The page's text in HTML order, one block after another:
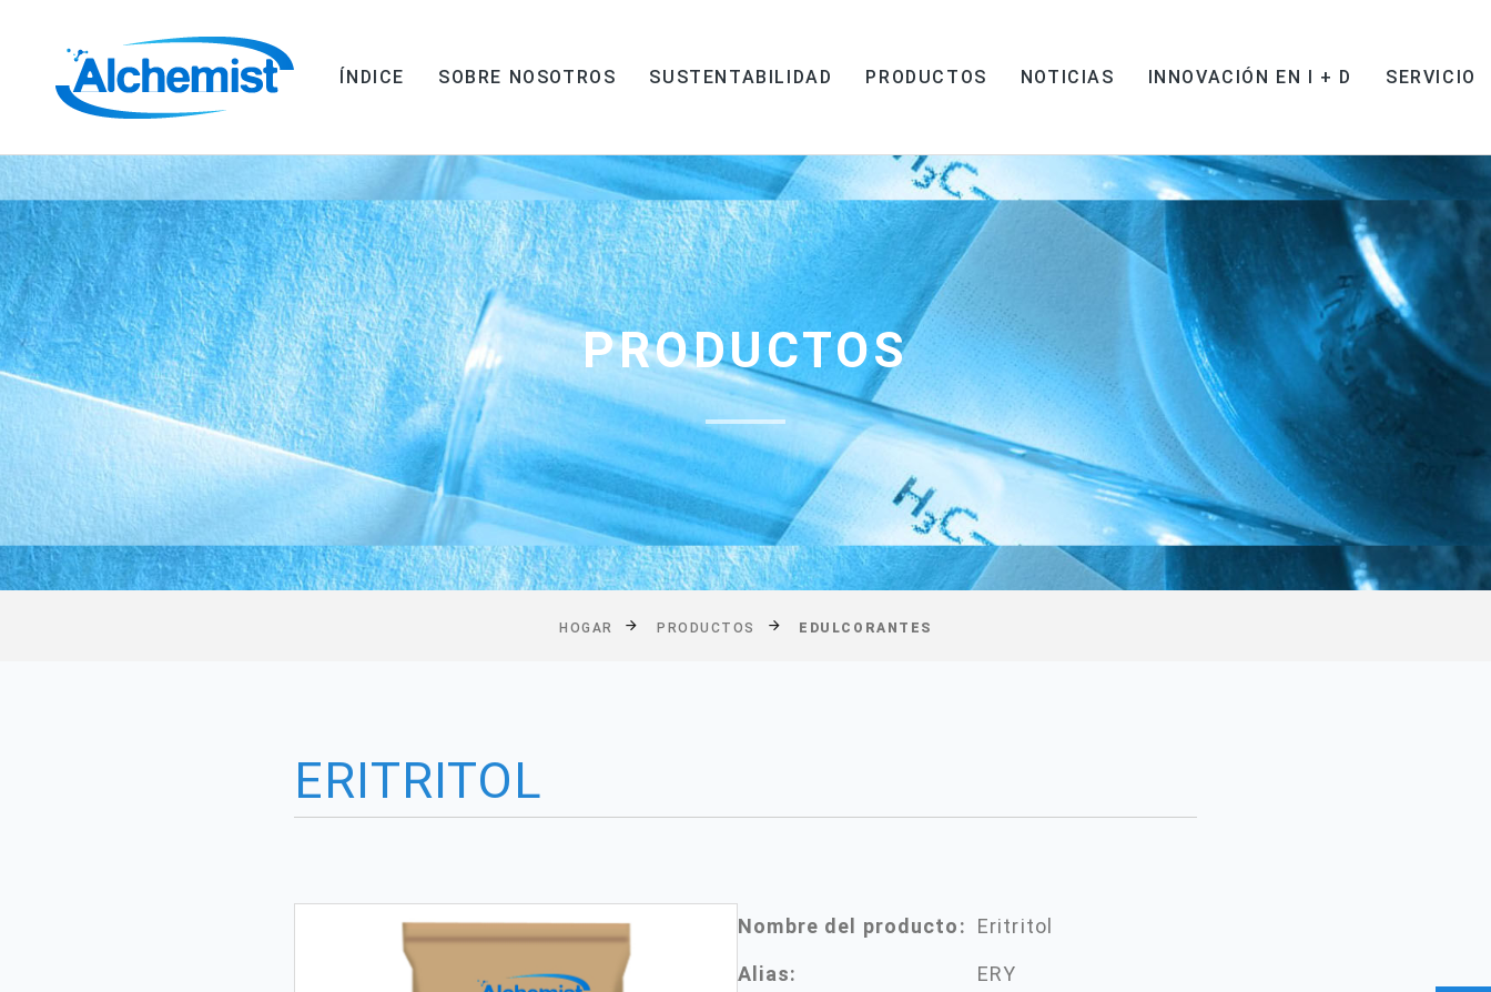
ÍNDICE SOBRE NOSOTROS SUSTENTABILIDAD PRODUCTOS NOTICIAS INNOVACIÓN EN I + D SERVICIO
PRODUCTOS
HOGAR PRODUCTOS EDULCORANTES
ERITRITOL
Nombre del producto: Eritritol
Alias: ERY